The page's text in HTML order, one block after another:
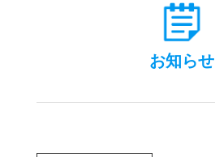
お知らせ